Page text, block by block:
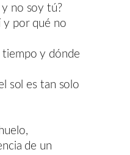
no soy tú?
y por qué no
tiempo y dónde
sol es tan solo
de un